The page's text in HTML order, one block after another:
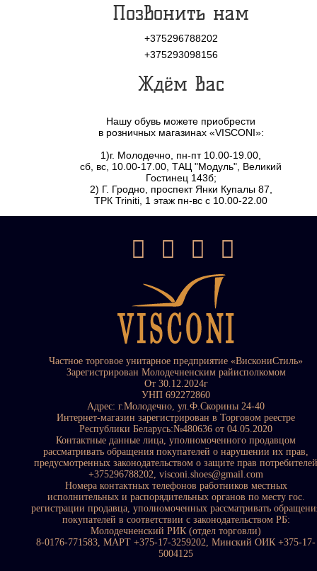
Позвонить нам
+375296788202
+375293098156
Ждём Вас
Нашу обувь можете приобрести
в розничных магазинах «VISCONI»:
1)г. Молодечно, пн-пт 10.00-19.00,
сб, вс, 10.00-17.00, ТАЦ "Модуль", Великий
Гостинец 143б;
2) Г. Гродно, проспект Янки Купалы 87,
ТРК Triniti, 1 этаж пн-вс с 10.00-22.00
Частное торговое унитарное предприятие «ВискониСтиль»
Зарегистрирован Молодечненским райисполкомом
От 30.12.2024г
УНП 692272860
Адрес: г.Молодечно, ул.Ф.Скорины 24-40
Интернет-магазин зарегистрирован в Торговом реестре
Республики Беларусь:№480636 от 04.05.2020
Контактные данные лица, уполномоченного продавцом
рассматривать обращения покупателей о нарушении их прав,
предусмотренных законодательством о защите прав потребителей
+375296788202, visconi.shoes@gmail.com
Номера контактных телефонов работников местных
исполнительных и распорядительных органов по месту гос.
регистрации продавца, уполномоченных рассматривать
покупателей в соответствии с законодательством РБ:
Молодечненский РИК (отдел торговли)
8-0176-771583, МАРТ +375-17-3259202, Минский ОИК +375-17-
5004125